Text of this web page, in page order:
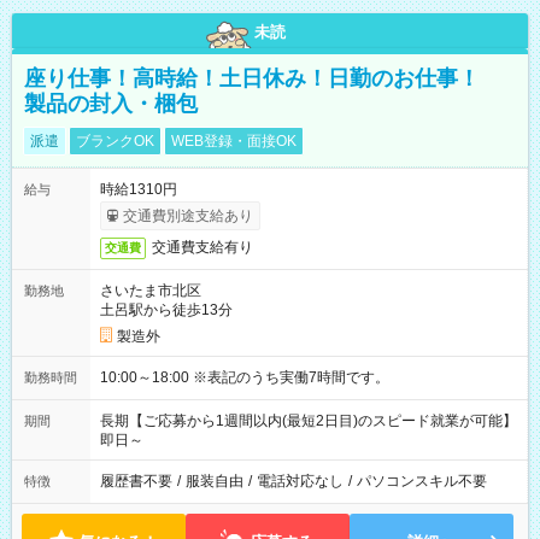
未読
座り仕事！高時給！土日休み！日勤のお仕事！
製品の封入・梱包
派遣 ブランクOK WEB登録・面接OK
給与
時給1310円
交通費別途支給あり
交通費 交通費支給有り
勤務地
さいたま市北区
土呂駅から徒歩13分
製造外
勤務時間 10:00～18:00 ※表記のうち実働7時間です。
期間
長期【ご応募から1週間以内(最短2日目)のスピード就業が可能】
即日～
特徴 履歴書不要 / 服装自由 / 電話対応なし / パソコンスキル不要